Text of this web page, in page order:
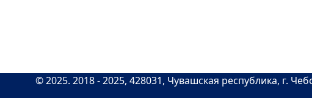
©2025. 2018 -2025, 428031, Чувашская республика, г.